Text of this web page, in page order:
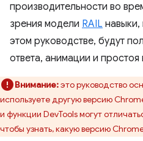
производительности во
зрения модели RAIL навыки,
этом руководстве, будут
ответа, анимации и
Внимание:это руководство
используете другую версию
и функции DevTools могут
чтобы узнать, какую версию